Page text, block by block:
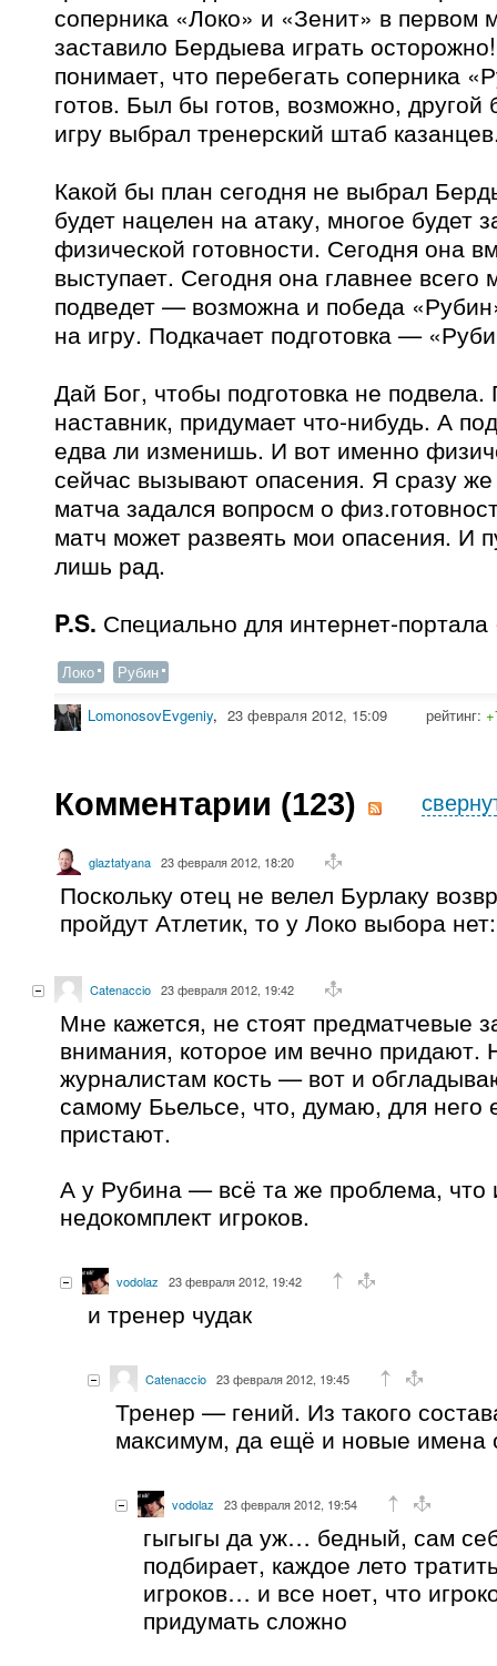
соперника «Локо» и «Зенит» в первом
заставило Бердыева играть
понимает, что перебегать соперника
готов. Был бы готов, возможно,
игру выбрал тренерский штаб
Какой бы план сегодня не выбрал
будет нацелен на атаку, многое будет
физической готовности. Сегодня она
выступает. Сегодня она главнее всего
подведет — возможна и победа
на игру. Подкачает подготовка —
Дай Бог, чтобы подготовка не
наставник, придумает что-нибудь. А
едва ли изменишь. И вот именно
сейчас вызывают опасения. Я сразу же
матча задался вопросм о
матч может развеять мои опасения. И
лишь рад.
P.S. Специально для интернет-портала
Локо Рубин
LomonosovEvgeniy, 23 февраля 2012, 15:09 рейтинг:
Комментарии (123)
glaztatyana 23 февраля 2012, 18:20
Поскольку отец не велел Бурлаку
пройдут Атлетик, то у Локо выбора
Catenaccio 23 февраля 2012, 19:42
Мне кажется, не стоят предматчевые
внимания, которое им вечно придают.
журналистам кость — вот и
самому Бьельсе, что, думаю, для
пристают.
А у Рубина — всё та же проблема, что
недокомплект игроков.
vodolaz 23 февраля 2012, 19:42
и тренер чудак
Catenaccio 23 февраля 2012, 19:45
Тренер — гений. Из такого
максимум, да ещё и новые имена
vodolaz 23 февраля 2012, 19:54
гыгыгы да уж… бедный, сам
подбирает, каждое лето
игроков… и все ноет, что
придумать сложно